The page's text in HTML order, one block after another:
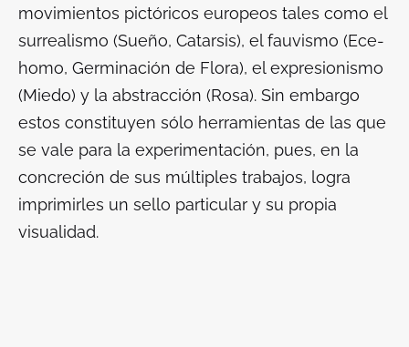
movimientos pictóricos europeos tales como el
surrealismo (Sueño, Catarsis), el fauvismo (Ece-
homo, Germinación de Flora), el expresionismo
(Miedo) y la abstracción (Rosa). Sin embargo
estos constituyen sólo herramientas de las que
se vale para la experimentación, pues, en la
concreción de sus múltiples trabajos, logra
imprimirles un sello particular y su propia
visualidad.